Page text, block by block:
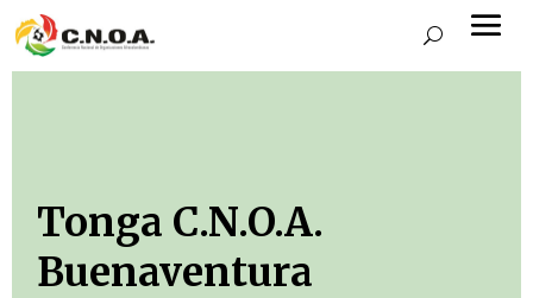
Tonga C.N.O.A.
Buenaventura